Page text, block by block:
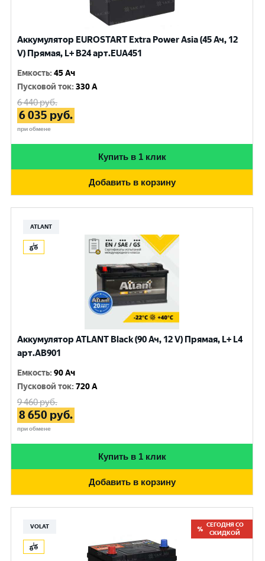
Аккумулятор EUROSTART Extra Power Asia (45 Ач, 12
V) Прямая, L+ B24 арт.EUA451
Емкость:45 Ач
Пусковой ток:330 A
6 440руб.
6 035 руб.
при обмене
Купить в 1 клик
Добавить в корзину
ATLANT
Аккумулятор ATLANT Black (90 Ач, 12 V) Прямая, L+ L4
арт.AB901
Емкость:90 Ач
Пусковой ток:720 A
9 460руб.
8 650 руб.
при обмене
Купить в 1 клик
Добавить в корзину
VOLAT
СЕГОДНЯ СО
СКИДКОЙ